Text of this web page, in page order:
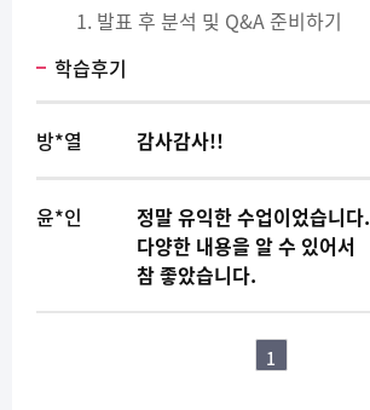
발표 후 분석 및 Q&A 준비하기
학습후기
방*열 감사감사!!
윤*인
정말 유익한 수업이었습니다.
다양한 내용을 알 수 있어서
참 좋았습니다.
1